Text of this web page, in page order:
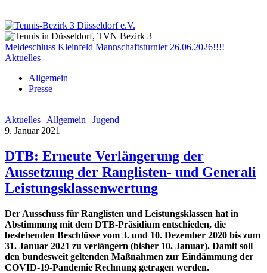
Meldeschluss Kleinfeld Mannschaftsturnier 26.06.2026!!!!
Aktuelles
Allgemein
Presse
Aktuelles | Allgemein | Jugend
9. Januar 2021
DTB: Erneute Verlängerung der
Aussetzung der Ranglisten- und Generali
Leistungsklassenwertung
Der Ausschuss für Ranglisten und Leistungsklassen hat in
Abstimmung mit dem DTB-Präsidium entschieden, die
bestehenden Beschlüsse vom 3. und 10. Dezember 2020 bis zum
31. Januar 2021 zu verlängern (bisher 10. Januar). Damit soll
den bundesweit geltenden Maßnahmen zur Eindämmung der
COVID-19-Pandemie Rechnung getragen werden.